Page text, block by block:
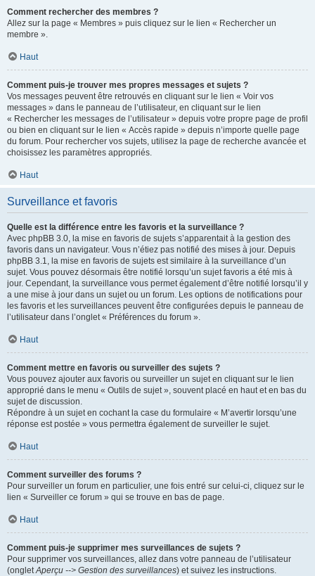
Comment rechercher des membres ?
Allez sur la page « Membres » puis cliquez sur le lien « Rechercher un
membre ».
Haut
Comment puis-je trouver mes propres messages et sujets ?
Vos messages peuvent être retrouvés en cliquant sur le lien « Voir vos
messages » dans le panneau de l’utilisateur, en cliquant sur le lien
« Rechercher les messages de l’utilisateur » depuis votre propre page de profil
ou bien en cliquant sur le lien « Accès rapide » depuis n’importe quelle page
du forum. Pour rechercher vos sujets, utilisez la page de recherche avancée et
choisissez les paramètres appropriés.
Haut
Surveillance et favoris
Quelle est la différence entre les favoris et la surveillance ?
Avec phpBB 3.0, la mise en favoris de sujets s’apparentait à la gestion des
favoris dans un navigateur. Vous n’étiez pas notifié des mises à jour. Depuis
phpBB 3.1, la mise en favoris de sujets est similaire à la surveillance d’un
sujet. Vous pouvez désormais être notifié lorsqu’un sujet favoris a été mis à
jour. Cependant, la surveillance vous permet également d’être notifié lorsqu’il y
a une mise à jour dans un sujet ou un forum. Les options de notifications pour
les favoris et les surveillances peuvent être configurées depuis le panneau de
l’utilisateur dans l’onglet « Préférences du forum ».
Haut
Comment mettre en favoris ou surveiller des sujets ?
Vous pouvez ajouter aux favoris ou surveiller un sujet en cliquant sur le lien
approprié dans le menu « Outils de sujet », souvent placé en haut et en bas du
sujet de discussion.
Répondre à un sujet en cochant la case du formulaire « M’avertir lorsqu’une
réponse est postée » vous permettra également de surveiller le sujet.
Haut
Comment surveiller des forums ?
Pour surveiller un forum en particulier, une fois entré sur celui-ci, cliquez sur le
lien « Surveiller ce forum » qui se trouve en bas de page.
Haut
Comment puis-je supprimer mes surveillances de sujets ?
Pour supprimer vos surveillances, allez dans votre panneau de l’utilisateur
(ongletAperçu --> Gestion des surveillances) et suivez les instructions.